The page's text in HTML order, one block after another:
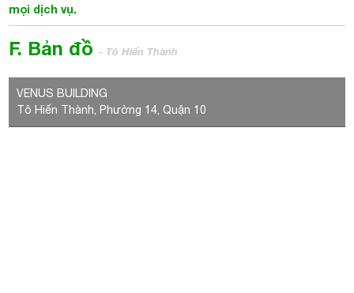
mọi dịch vụ.
F. Bản đồ- Tô Hiến Thành
VENUS BUILDING
Tô Hiến Thành, Phường 14, Quận 10